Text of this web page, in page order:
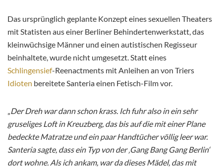
Das ursprünglich geplante Konzept eines sexuellen Theaters
mit Statisten aus einer Berliner Behindertenwerkstatt, das
kleinwüchsige Männer und einen autistischen Regisseur
beinhaltete, wurde nicht umgesetzt. Statt eines
Schlingensief-Reenactments mit Anleihen an von Triers
Idioten bereitete Santeria einen Fetisch-Film vor.
„Der Dreh war dann schon krass. Ich fuhr also in ein sehr
gruseliges Loft in Kreuzberg, das bis auf die mit einer Plane
bedeckte Matratze und ein paar Handtücher völlig leer war.
Santeria sagte, dass ein Typ von der ‚Gang Bang Gang Berlin‘
dort wohne. Als ich ankam, war da dieses Mädel, das mit